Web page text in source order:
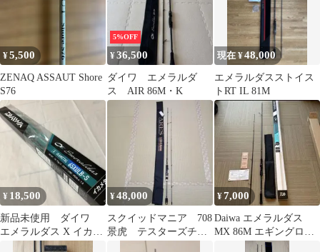
¥5,500
ZENAQ ASSAUT Shore
S76
5%OFF
¥36,500
ダイワ エメラルダ
ス AIR 86M・K
現在 ¥48,000
エメラルダスストイス
トRT IL 81M
¥ 18,500
新品未使用 ダイワ
エメラルダス X イカメ
タル 65XULB-S フィッ
¥48,000
スクイッドマニア 708
景虎 テスターズチュ
ーン 初回限定カラ
¥7,000
Daiwa エメラルダス
MX 86M エギングロッ